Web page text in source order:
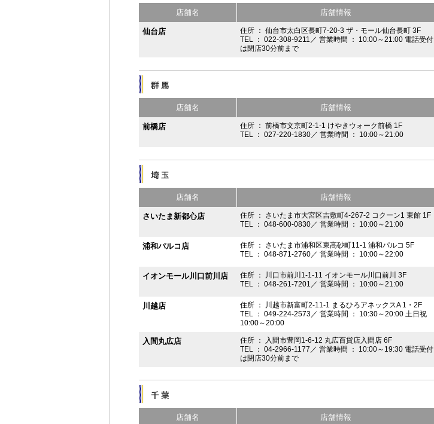
店舗名 店舗情報
仙台店
住所 ： 仙台市太白区長町7-20-3 ザ・モール仙台長町 3F
TEL ： 022-308-9211／ 営業時間 ： 10:00～21:00 電話受付
は閉店30分前まで
店舗名 店舗情報
前橋店
住所 ： 前橋市文京町2-1-1 けやきウォーク前橋 1F
TEL ： 027-220-1830／ 営業時間 ： 10:00～21:00
店舗名 店舗情報
さいたま新都心店
住所 ： さいたま市大宮区吉敷町4-267-2 コクーン1 東館 1F
TEL ： 048-600-0830／ 営業時間 ： 10:00～21:00
浦和パルコ店
住所 ： さいたま市浦和区東高砂町11-1 浦和パルコ 5F
TEL ： 048-871-2760／ 営業時間 ： 10:00～22:00
イオンモール川口前川店
住所 ： 川口市前川1-1-11 イオンモール川口前川 3F
TEL ： 048-261-7201／ 営業時間 ： 10:00～21:00
川越店
住所 ： 川越市新富町2-11-1 まるひろアネックスA 1・2F
TEL ： 049-224-2573／ 営業時間 ： 10:30～20:00 土日祝
10:00～20:00
入間丸広店
住所 ： 入間市豊岡1-6-12 丸広百貨店入間店 6F
TEL ： 04-2966-1177／ 営業時間 ： 10:00～19:30 電話受付
は閉店30分前まで
店舗名 店舗情報